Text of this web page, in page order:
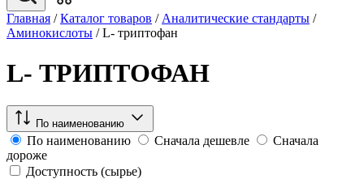
Главная / Каталог товаров / Аналитические стандарты /
Аминокислоты / L- триптофан
L- ТРИПТОФАН
По наименованию
По наименованию Сначала дешевле
Сначала
дороже
Доступность (сырье)